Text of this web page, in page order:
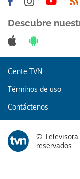
Descubre
Gente TVN
Términos de uso
Contáctenos
© Televisora
reservados